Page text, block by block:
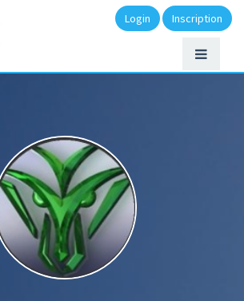
Login Inscription